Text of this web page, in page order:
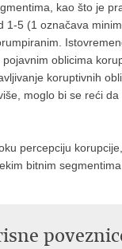
kao što je
1-5 (1 označava
oblicima
koruptivnih
moglo bi se reći da
percepciju
bitnim segmentima